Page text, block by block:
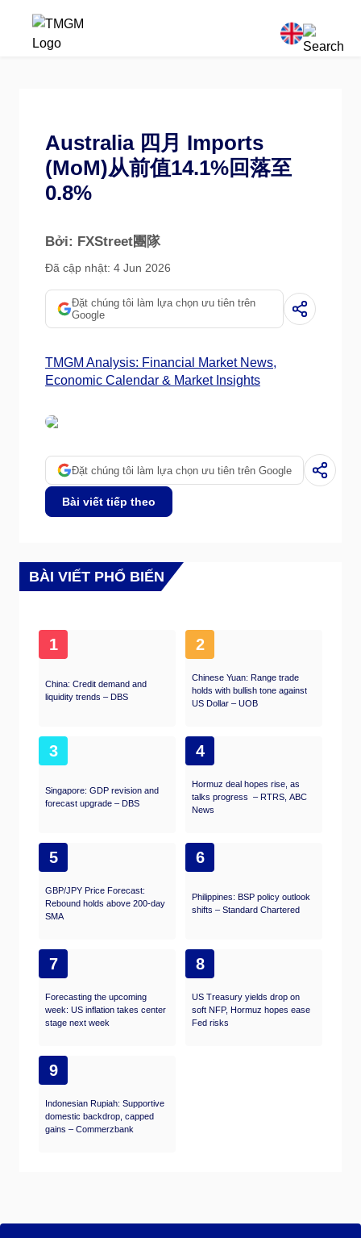
Australia 四月 Imports
(MoM)从前值14.1%回落至
0.8%
Bởi: FXStreet團隊
Đã cập nhật: 4 Jun 2026
Đặt chúng tôi làm lựa chọn ưu tiên trên
Google
TMGM Analysis: Financial Market News,
Economic Calendar & Market Insights
Đặt chúng tôi làm lựa chọn ưu tiên trên Google
Bài viết tiếp theo
BÀI VIẾT PHỔ BIẾN
1
China: Credit demand and
liquidity trends – DBS
2
Chinese Yuan: Range trade
holds with bullish tone against
US Dollar – UOB
3
Singapore: GDP revision and
forecast upgrade – DBS
4
Hormuz deal hopes rise, as
talks progress – RTRS, ABC
News
5
GBP/JPY Price Forecast:
Rebound holds above 200-day
SMA
6
Philippines: BSP policy outlook
shifts – Standard Chartered
7
Forecasting the upcoming
week: US inflation takes center
stage next week
8
US Treasury yields drop on
soft NFP, Hormuz hopes ease
Fed risks
9
Indonesian Rupiah: Supportive
domestic backdrop, capped
gains – Commerzbank